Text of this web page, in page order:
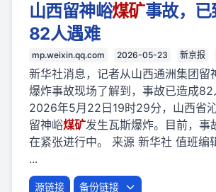
山西留神峪煤矿事故，已
82人遇难
mp.weixin.qq.com 2026-05-23 新京报
新华社消息，记者从山西通洲集团留
爆炸事故现场了解到，事故已造成82
2026年5月22日19时29分，山西省
留神峪煤矿发生瓦斯爆炸。目前，事
在紧张进行中。 来源 新华社 值班编
...
源链接 备份链接